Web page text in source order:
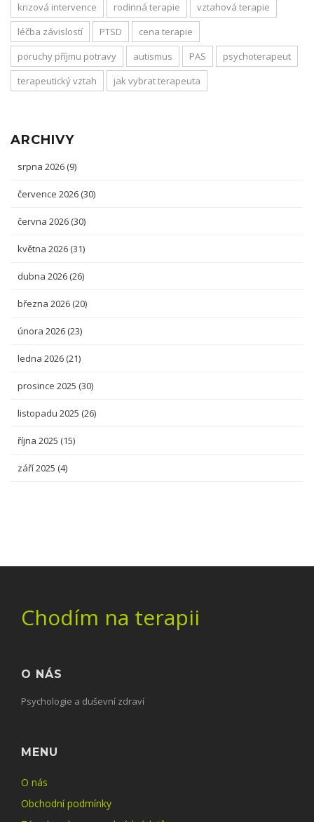
krizová intervence
rodinná terapie
vztahová terapie
léčba závislostí
PTSD
cena terapie
poruchy příjmu potravy
autismus PAS
psychoterapeut
terapeutický vztah
jak vybrat terapeuta
ARCHIVY
srpna 2026 (9)
července 2026 (30)
června 2026 (30)
května 2026 (31)
dubna 2026 (26)
března 2026 (20)
února 2026 (23)
ledna 2026 (21)
prosince 2025 (30)
listopadu 2025 (26)
října 2025 (15)
září 2025 (4)
Chodím na terapii
O NÁS
Psychologie a duševní zdraví
MENU
O nás
Obchodní podmínky